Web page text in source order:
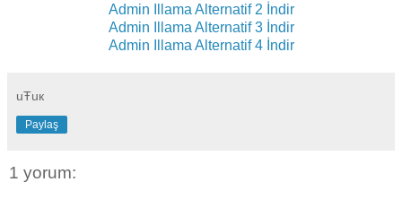
Admin Illama Alternatif 2 İndir
Admin Illama Alternatif 3 İndir
Admin Illama Alternatif 4 İndir
uŦuк
Paylaş
1 yorum: